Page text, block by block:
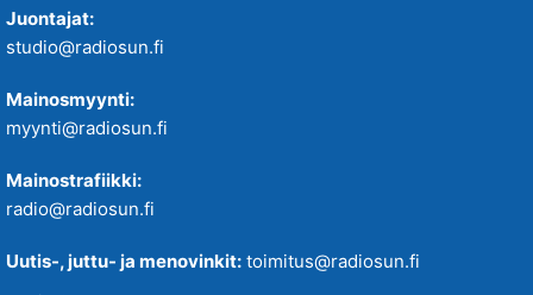
Juontajat:
studio@radiosun.fi
Mainosmyynti:
myynti@radiosun.fi
Mainostrafiikki:
radio@radiosun.fi
Uutis-, juttu- ja menovinkit: toimitus@radiosun.fi